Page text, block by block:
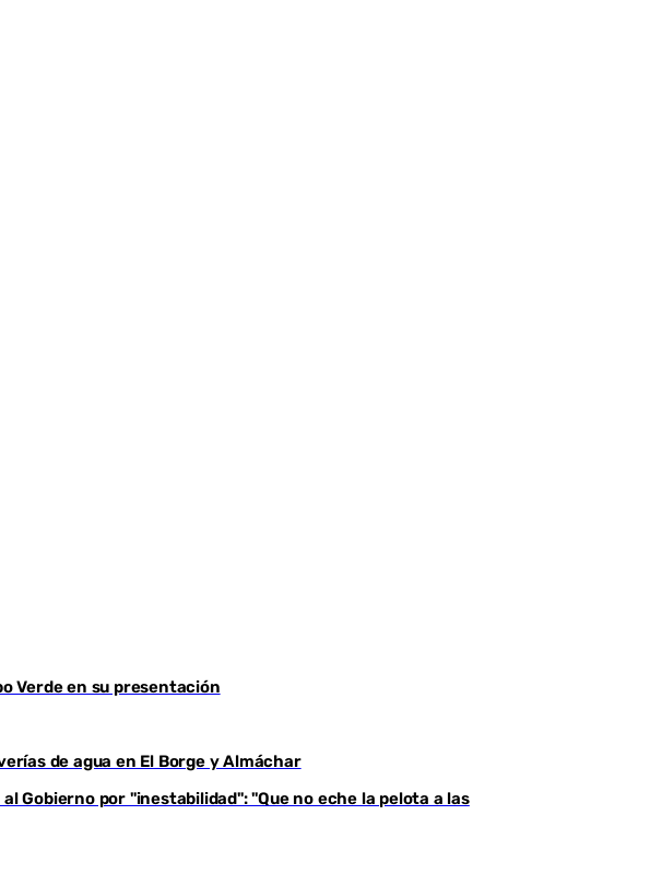
Verde en su presentación
de agua en El Borge y Almáchar
Gobierno por "inestabilidad": "Que no eche la pelota a las